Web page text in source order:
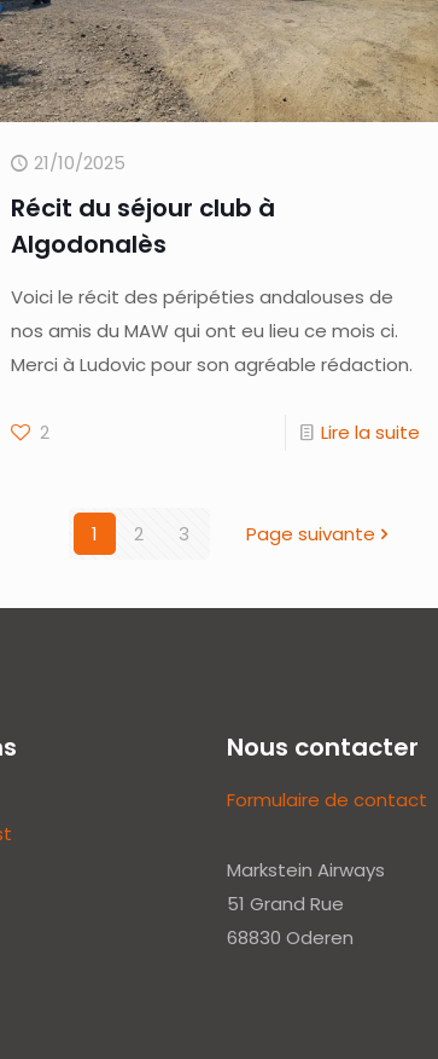
21/10/2025
Récit du séjour club à
Algodonalès
Voici le récit des péripéties andalouses de
nos amis du MAW qui ont eu lieu ce mois ci.
Merci à Ludovic pour son agréable rédaction.
2 Lire la suite
1 2 3 Page suivante
Nous contacter
Formulaire de contact
Markstein Airways
51 Grand Rue
68830 Oderen